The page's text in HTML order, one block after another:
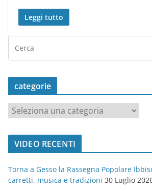
Leggi tutto
categorie
a
t
o
r
VIDEO RECENTI
Torna a Gesso la Rassegna Popolare
carretti, musica e tradizioni 30 Luglio